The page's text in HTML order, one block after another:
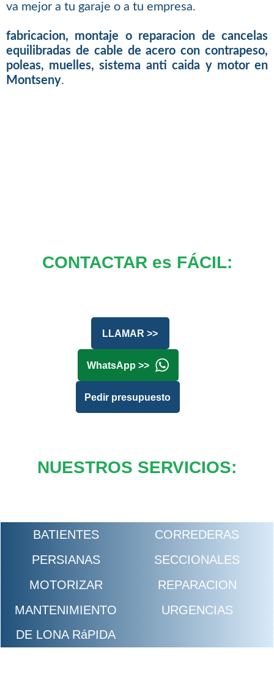
va mejor a tu garaje o a tu empresa.
fabricacion, montaje o reparacion de cancelas
equilibradas de cable de acero con contrapeso,
poleas, muelles, sistema anti caida y motor en
Montseny.
CONTACTAR es FÁCIL:
LLAMAR >>
WhatsApp >>
Pedir presupuesto
NUESTROS SERVICIOS:
BATIENTES
CORREDERAS
PERSIANAS
SECCIONALES
MOTORIZAR
REPARACION
MANTENIMIENTO
URGENCIAS
DE LONA RáPIDA